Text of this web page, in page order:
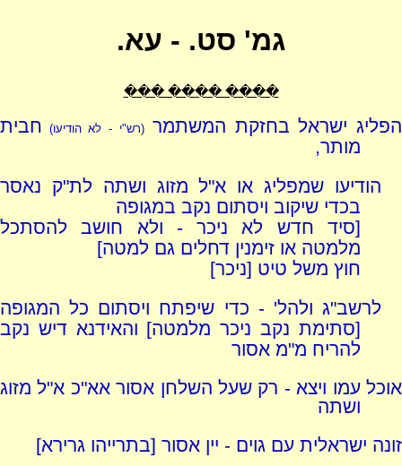
גמ' סט. - עא.
���� ���� ���
הפליג ישראל בחזקת המשתמר(רש"י - לא הודיעו) חבית
מותר,
הודיעו שמפליג או א"ל מזוג ושתה לת"ק נאסר
בכדי שיקוב ויסתום נקב במגופה
[סיד חדש לא ניכר - ולא חושב להסתכל
מלמטה או זימנין דחלים גם למטה]
חוץ משל טיט [ניכר]
לרשב"ג ולהל' - כדי שיפתח ויסתום כל המגופה
[סתימת נקב ניכר מלמטה] והאידנא דיש נקב
להריח מ"מ אסור
אוכל עמו ויצא - רק שעל השלחן אסור אא"כ א"ל מזוג
ושתה
זונה ישראלית עם גוים - יין אסור [בתרייהו גרירא]